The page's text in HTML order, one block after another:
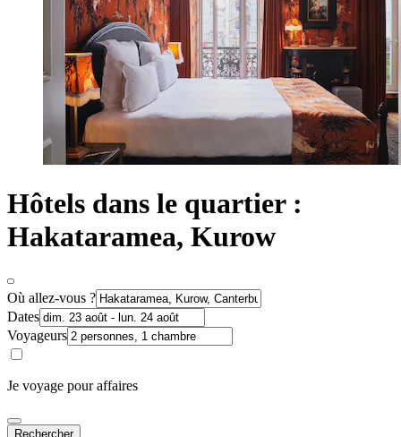
Hôtels dans le quartier :
Hakataramea, Kurow
Où allez-vous ?
Dates
Voyageurs
Je voyage pour affaires
Rechercher